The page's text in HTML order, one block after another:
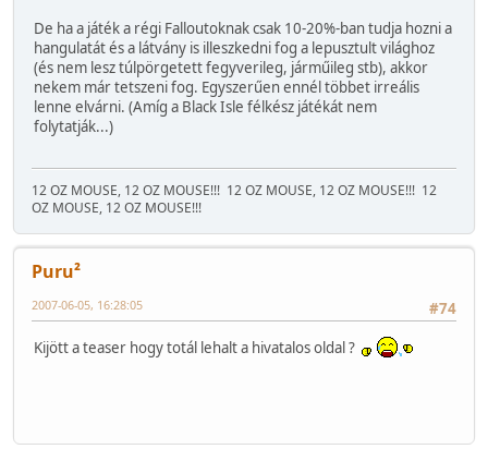
De ha a játék a régi Falloutoknak csak 10-20%-ban tudja hozni a
hangulatát és a látvány is illeszkedni fog a lepusztult világhoz
(és nem lesz túlpörgetett fegyverileg, járműileg stb), akkor
nekem már tetszeni fog. Egyszerűen ennél többet irreális
lenne elvárni. (Amíg a Black Isle félkész játékát nem
folytatják...)
12 OZ MOUSE, 12 OZ MOUSE!!! 12 OZ MOUSE, 12 OZ MOUSE!!! 12
OZ MOUSE, 12 OZ MOUSE!!!
Puru²
#74
2007-06-05, 16:28:05
Kijött a teaser hogy totál lehalt a hivatalos oldal ?